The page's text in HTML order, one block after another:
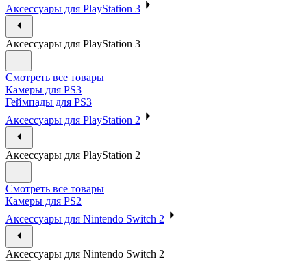
Аксессуары для PlayStation 3
Аксессуары для PlayStation 3
Смотреть все товары
Камеры для PS3
Геймпады для PS3
Аксессуары для PlayStation 2
Аксессуары для PlayStation 2
Смотреть все товары
Камеры для PS2
Аксессуары для Nintendo Switch 2
Аксессуары для Nintendo Switch 2